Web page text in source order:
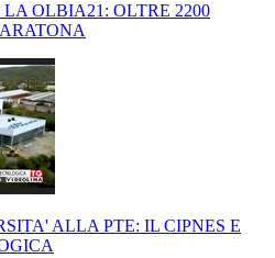
OLBIA21: OLTRE 2200
ALLA PTE: IL CIPNES E